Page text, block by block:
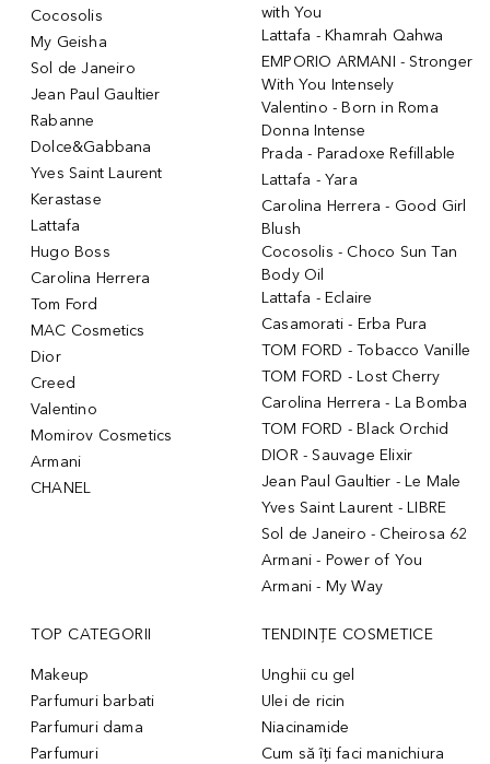
Cocosolis
My Geisha
Sol de Janeiro
Jean Paul Gaultier
Rabanne
Dolce&Gabbana
Yves Saint Laurent
Kerastase
Lattafa
Hugo Boss
Carolina Herrera
Tom Ford
MAC Cosmetics
Dior
Creed
Valentino
Momirov Cosmetics
Armani
CHANEL
with You
Lattafa - Khamrah Qahwa
EMPORIO ARMANI - Stronger
With You Intensely
Valentino - Born in Roma
Donna Intense
Prada - Paradoxe Refillable
Lattafa - Yara
Carolina Herrera - Good Girl
Blush
Cocosolis - Choco Sun Tan
Body Oil
Lattafa - Eclaire
Casamorati - Erba Pura
TOM FORD - Tobacco Vanille
TOM FORD - Lost Cherry
Carolina Herrera - La Bomba
TOM FORD - Black Orchid
DIOR - Sauvage Elixir
Jean Paul Gaultier - Le Male
Yves Saint Laurent - LIBRE
Sol de Janeiro - Cheirosa 62
Armani - Power of You
Armani - My Way
TOP CATEGORII
Makeup
Parfumuri barbati
Parfumuri dama
Parfumuri
TENDINȚE COSMETICE
Unghii cu gel
Ulei de ricin
Niacinamide
Cum să îți faci manichiura